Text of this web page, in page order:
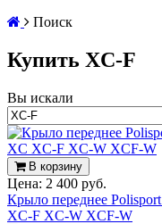
Поиск
Купить XC-F
Вы искали
В корзину
Цена: 2 400 руб.
Крыло переднее
XC-F XC-W XCF-W